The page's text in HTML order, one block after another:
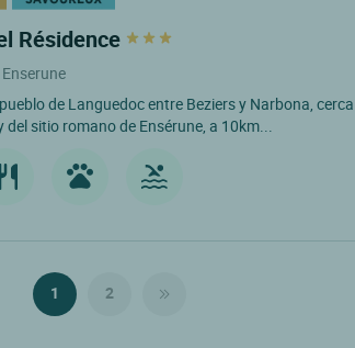
Résidence
de Languedoc entre Beziers y Narbona,
del sitio romano de Ensérune, a 10km...
1 2